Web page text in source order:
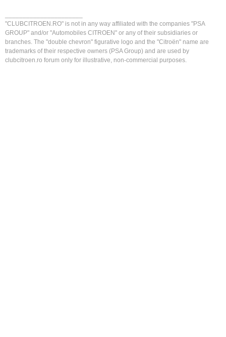
"CLUBCITROEN.RO" is not in any way affiliated with the companies "PSA
GROUP" and/or "Automobiles CITROEN" or any of their subsidiaries or
branches. The "double chevron" figurative logo and the "Citroën" name are
trademarks of their respective owners (PSA Group) and are used by
clubcitroen.ro forum only for illustrative, non-commercial purposes.